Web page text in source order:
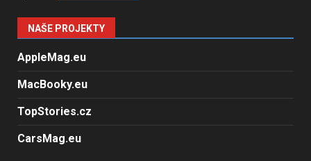
NAŠE PROJEKTY
AppleMag.eu
MacBooky.eu
TopStories.cz
CarsMag.eu